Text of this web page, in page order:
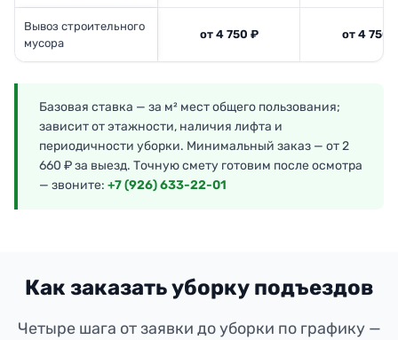
Вывоз строительного
мусора
от 4 750 ₽ от 4 750
Базовая ставка — за м² мест общего пользования;
зависит от этажности, наличия лифта и
периодичности уборки. Минимальный заказ — от 2
660 ₽ за выезд. Точную смету готовим после осмотра
— звоните: +7 (926) 633-22-01
Как заказать уборку подъездов
Четыре шага от заявки до уборки по графику —